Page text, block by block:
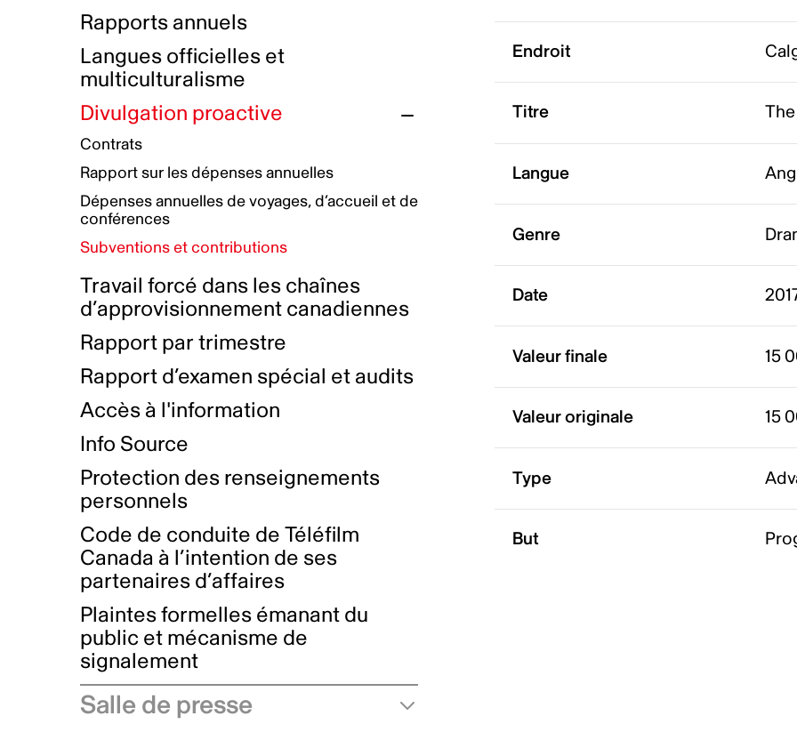
Initiatives autochtones
Plan de réconciliation autochtone
Groupe de travail autochtone
Principes directeurs sur le
harcèlement
Plan d’action pour la parité
Plan d'équité, de diversité,
d'inclusion et d'accessibilité
Boîte à outils pour le récit authentique
Collecte de données et l’auto-identification
Plan d'accessibilité
Rémunération et avantages
Prix et certifications
Nos valeurs d’entreprise
Rapports annuels
Langues officielles et
multiculturalisme
Divulgation proactive
Contrats
Rapport sur les dépenses annuelles
Dépenses annuelles de voyages, d’accueil et de
conférences
Subventions et contributions
Travail forcé dans les chaînes
d’approvisionnement canadiennes
Rapport par trimestre
Rapport d’examen spécial et audits
Accès à l'information
Info Source
Protection des renseignements
personnels
Code de conduite de Téléfilm
Canada à l’intention de ses
partenaires d’affaires
Plaintes formelles émanant du
public et mécanisme de
signalement
Salle de presse
Endroit
Titre
Langue
Genre
Date
Valeur finale 15
Valeur originale 15
Type
But